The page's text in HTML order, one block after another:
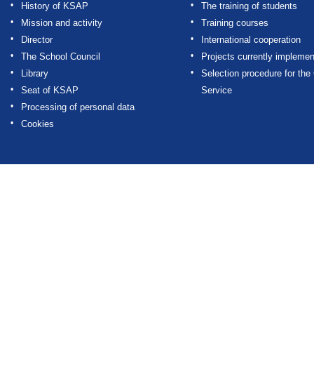
History of KSAP
Mission and activity
Director
The School Council
Library
Seat of KSAP
Processing of personal data
Cookies
The training of students
Training courses
International cooperation
Projects currently
Selection procedure for the
Service